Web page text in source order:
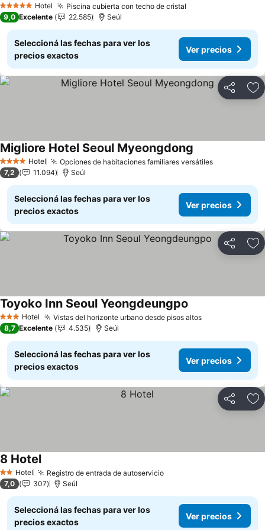
5 Estrellas Hotel Piscina cubierta con techo de cristal
9,0 Excelente 22.585 Seúl
Seleccioná las fechas para ver los
precios exactos
Ver precios
Compartir
4 EstrellasHotel Opciones de habitaciones familiares versátiles
Migliore Hotel Seoul Myeongdong
7,2 11.094 Seúl
Seleccioná las fechas para ver los
precios exactos
Ver precios
Compartir
3 Estrellas
Hotel Vistas del horizonte urbano desde pisos altos
Toyoko Inn Seoul Yeongdeungpo
8,7 Excelente 4.535 Seúl
Seleccioná las fechas para ver los
precios exactos
Ver precios
Compartir
2 Estrellas
Hotel Registro de entrada de autoservicio
8 Hotel
7,0 307 Seúl
Seleccioná las fechas para ver los
precios exactos
Ver precios